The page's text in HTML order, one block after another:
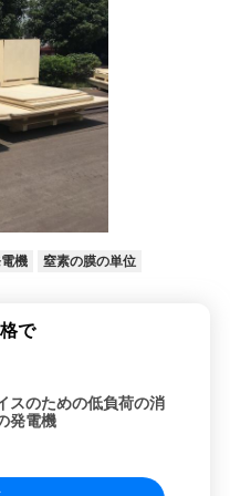
機 窒素の膜の単位
で
スのための低負荷の消
発電機